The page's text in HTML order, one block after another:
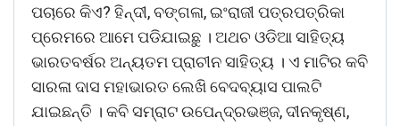
ପଚାରେ କିଏ? ହିନ୍ଦୀ, ବଙ୍ଗଳା, ଇଂରାଜୀ ପତ୍ରପତ୍ରିକା
ପ୍ରେମରେ ଆମେ ପଡିଯାଇଛୁ । ଅଥଚ ଓଡିଆ ସାହିତ୍ୟ
ଭାରତବର୍ଷର ଅନ୍ୟତମ ପ୍ରାଚୀନ ସାହିତ୍ୟ । ଏ ମାଟିର କବି
ସାରଳା ଦାସ ମହାଭାରତ ଲେଖି ବେଦବ୍ୟାସ ପାଲଟି
ଯାଇଛନ୍ତି । କବି ସମ୍ରାଟ ଉପେନ୍ଦ୍ରଭଞ୍ଜ, ଦୀନକୃଷ୍ଣ,